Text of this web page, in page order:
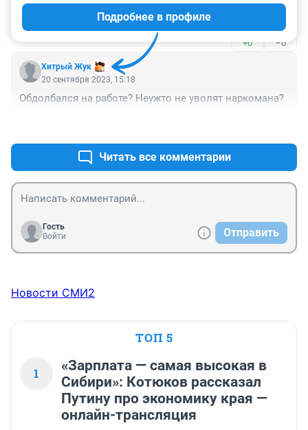
Терехов посоветовал!
+0 –0
Хитрый Жук
Подробнее в профиле
20 сентября 2023, 15:18
Обдолбался на работе? Неужто не уволят наркомана?
Читать все комментарии
Гость
Войти
Отправить
Новости СМИ2
ТОП 5
1
«Зарплата — самая высокая в
Сибири»: Котюков рассказал
Путину про экономику края —
онлайн-трансляция